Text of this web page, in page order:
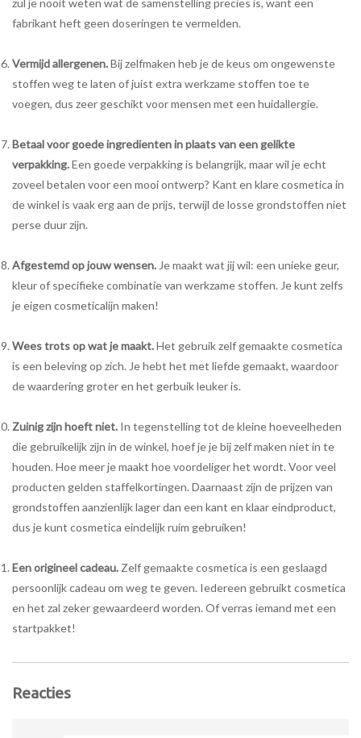
fabrikant heft geen doseringen te vermelden.
Vermijd allergenen.Bij zelfmaken heb je de keus om ongewenste
stoffen weg te laten of juist extra werkzame stoffen toe te
voegen, dus zeer geschikt voor mensen met een huidallergie.
Betaal voor goede ingredienten in plaats van een gelikte
verpakking.Een goede verpakking is belangrijk, maar wil je echt
zoveel betalen voor een mooi ontwerp? Kant en klare cosmetica in
de winkel is vaak erg aan de prijs, terwijl de losse grondstoffen niet
perse duur zijn.
Afgestemd op jouw wensen. Je maakt wat jij wil: een unieke geur,
kleur of specifieke combinatie van werkzame stoffen. Je kunt zelfs
je eigen cosmeticalijn maken!
Wees trots op wat je maakt.Het gebruik zelf gemaakte cosmetica
is een beleving op zich. Je hebt het met liefde gemaakt, waardoor
de waardering groter en het gerbuik leuker is.
Zuinig zijn hoeft niet. In tegenstelling tot de kleine hoeveelheden
die gebruikelijk zijn in de winkel, hoef je je bij zelf maken niet in te
houden. Hoe meer je maakt hoe voordeliger het wordt. Voor veel
producten gelden staffelkortingen. Daarnaast zijn de prijzen van
grondstoffen aanzienlijk lager dan een kant en klaar eindproduct,
dus je kunt cosmetica eindelijk ruim gebruiken!
Een origineel cadeau. Zelf gemaakte cosmetica is een geslaagd
persoonlijk cadeau om weg te geven. Iedereen gebruikt cosmetica
en het zal zeker gewaardeerd worden. Of verras iemand met een
startpakket!
Reacties